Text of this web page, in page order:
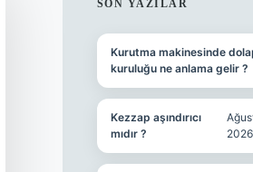
SIDEBAR
SON YAZILAR
Kurutma makinesinde
kuruluğu ne anlama gelir ?
Kezzap aşındırıcı
mıdır ?
2026